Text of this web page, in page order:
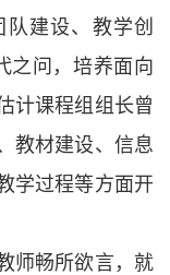
建设、教学创
之问，培养面向
计课程组组长曾
教材建设、信息
学过程等方面开
师畅所欲言，就